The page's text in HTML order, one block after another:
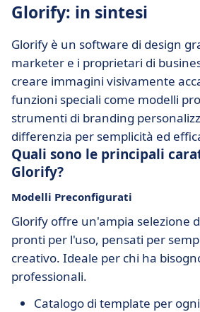
Glorify: in sintesi
Glorify è un software di design
marketer e i proprietari di
creare immagini visivamente
funzioni speciali come modelli
strumenti di branding
differenzia per semplicità ed
Quali sono le principali
Glorify?
Modelli Preconfigurati
Glorify offre un'ampia selezione
pronti per l'uso, pensati per
creativo. Ideale per chi ha
professionali.
Catalogo di template per